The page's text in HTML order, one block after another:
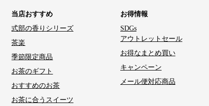
当店おすすめ
式部の香りシリーズ
茶楽
季節限定商品
お茶のギフト
おすすめのお茶
お茶に合うスイーツ
お得情報
SDGs
アウトレットセール
お得なまとめ買い
キャンペーン
メール便対応商品